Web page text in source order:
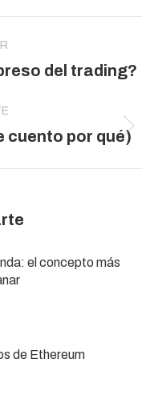
del trading?
cuento por qué)
el concepto más
de Ethereum